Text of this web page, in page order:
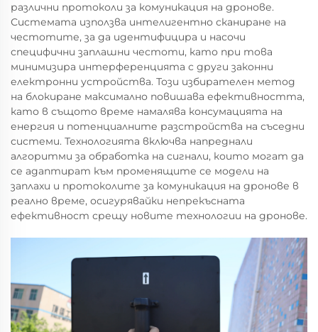
различни протоколи за комуникация на дронове.
Системата използва интелигентно сканиране на
честотите, за да идентифицира и насочи
специфични заплашни честоти, като при това
минимизира интерференцията с други законни
електронни устройства. Този избирателен метод
на блокиране максимално повишава ефективността,
като в същото време намалява консумацията на
енергия и потенциалните разстройства на съседни
системи. Технологията включва напреднали
алгоритми за обработка на сигнали, които могат да
се адаптират към променящите се модели на
заплахи и протоколите за комуникация на дронове в
реално време, осигурявайки непрекъсната
ефективност срещу новите технологии на дронове.